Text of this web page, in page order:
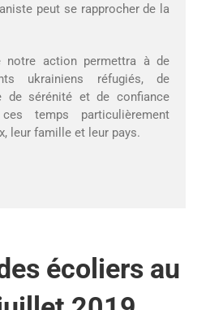
peut se rapprocher de la
notre action permettra à de
ukrainiens réfugiés, de
de sérénité et de confiance
temps particulièrement
leur famille et leur pays.
écoliers au